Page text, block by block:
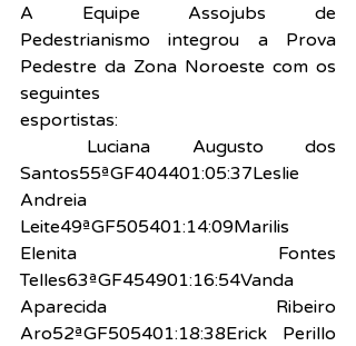
A Equipe Assojubs de
Pedestrianismo integrou a Prova
Pedestre da Zona Noroeste com os
seguintes
esportistas:
Luciana Augusto dos
Santos55ªGF404401:05:37Leslie
Andreia
Leite49ªGF505401:14:09Marilis
Elenita Fontes
Telles63ªGF454901:16:54Vanda
Aparecida Ribeiro
Aro52ªGF505401:18:38Erick Perillo